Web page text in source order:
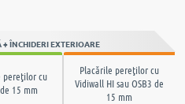
+ ÎNCHIDERI EXTERIOARE
pereţilor cu
15 mm
Placările pereţilor cu
Vidiwall HI sau OSB3 de
15 mm